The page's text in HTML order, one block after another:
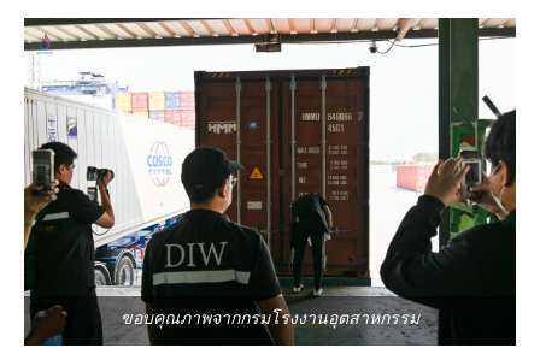
ขอบคุณภาพจากกรมโรงงานอุตสาหกรรม